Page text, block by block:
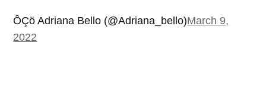
ÔÇö Adriana Bello (@Adriana_bello)March 9,
2022